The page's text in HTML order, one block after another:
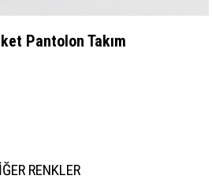
Pantolon Takım
RENKLER